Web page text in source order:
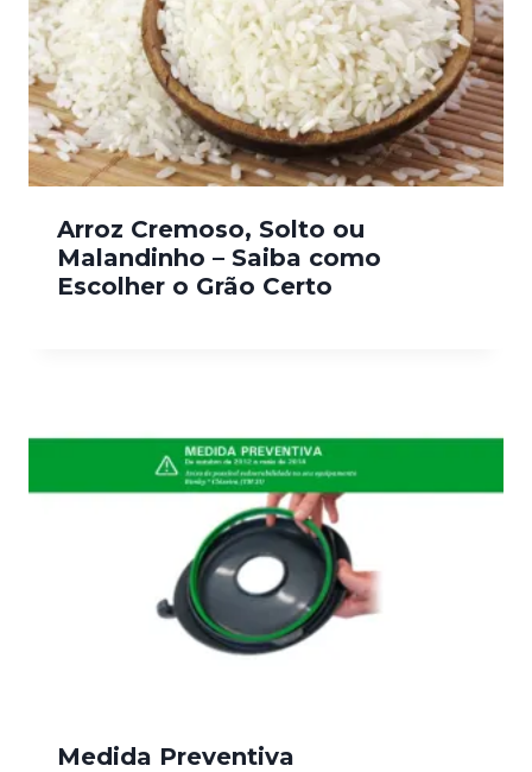
Arroz Cremoso, Solto ou
Malandinho – Saiba como
Escolher o Grão Certo
Medida Preventiva